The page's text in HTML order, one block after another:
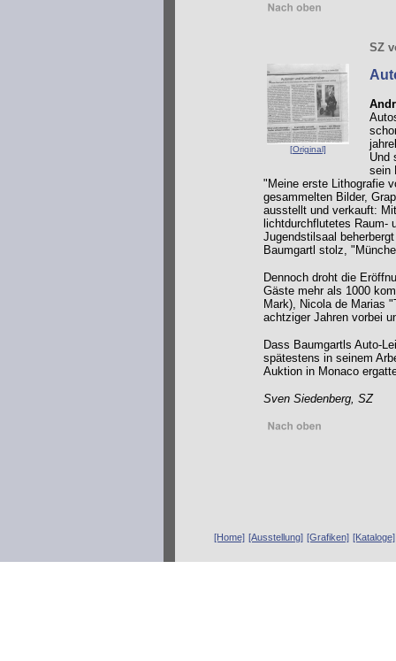
[Original]
SZ
Und
sein
"Meine erste Lithografie
gesammelten Bilder,
ausstellt und verkauft:
lichtdurchflutetes Raum-
Jugendstilsaal
Baumgartl stolz,
Dennoch droht die
Gäste mehr als 1000
Mark), Nicola de Marias
achtziger Jahren vorbei
Dass Baumgartls Auto-
spätestens in seinem
Auktion in Monaco
Sven Siedenberg, SZ
[Home] [Ausstellung] [Grafiken] [Kataloge]